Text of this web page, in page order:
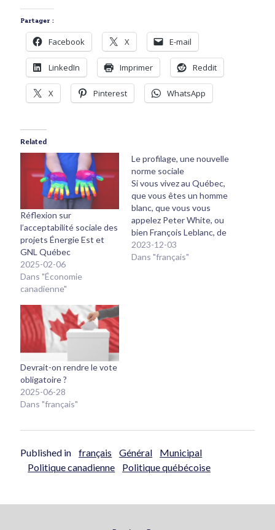
Partager :
Facebook X E-mail
LinkedIn Imprimer Reddit
X Pinterest WhatsApp
Related
Réflexion sur
l’acceptabilité sociale des
projets Énergie Est et
GNL Québec
2025-02-06
Dans "Économie
canadienne"
Le profilage, une nouvelle
norme sociale
Si vous vivez au Québec,
que vous êtes un homme
blanc, que vous vous
appelez Peter White, ou
bien François Leblanc, de
descendance écossaise,
irlandaise ou normande,
2023-12-03
Dans "français"
Devrait-on rendre le vote
obligatoire ?
2025-06-28
Dans "français"
Published in français Général
Municipal
Politique canadienne
Politique québécoise